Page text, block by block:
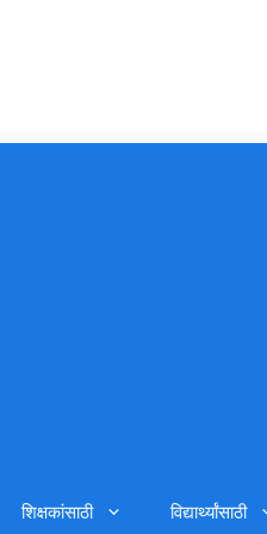
शिक्षकांसाठी विद्यार्थ्यांसाठी